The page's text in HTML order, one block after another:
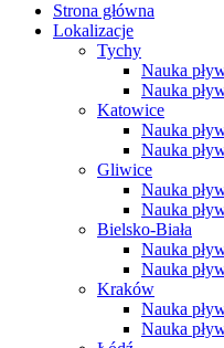
Strona główna
Lokalizacje
Tychy
Nauka
Nauka
Katowice
Nauka
Nauka
Gliwice
Nauka
Nauka
Bielsko-Biała
Nauka
Nauka
Kraków
Nauka
Nauka